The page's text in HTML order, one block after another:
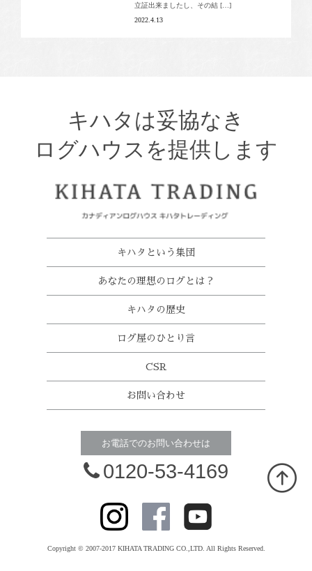
立証出来ましたし、その結 […]
2022.4.13
キハタは妥協なき
ログハウスを提供します
キハタという集団
あなたの理想のログとは？
キハタの歴史
ログ屋のひとり言
CSR
お問い合わせ
お電話でのお問い合わせは
0120-53-4169
Copyright © 2007-2017 KIHATA TRADING CO.,LTD. All Rights Reserved.